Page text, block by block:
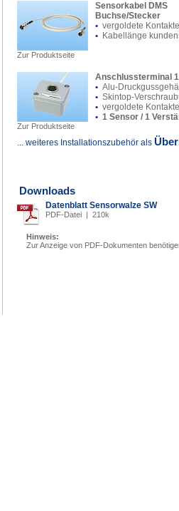
Zur Produktseite
Sensorkabel DMS
Buchse/Stecker
• vergoldete Kontakte
• Kabellänge
Zur Produktseite
Anschlussterminal
• Alu-
• Skintop-
• vergoldete Kontakte
• 1 Sensor / 1
... weiteres Installationszubehör als
Downloads
Datenblatt Sensorwalze SW
PDF-Datei | 210k
Hinweis:
Zur Anzeige von PDF-Dokumenten